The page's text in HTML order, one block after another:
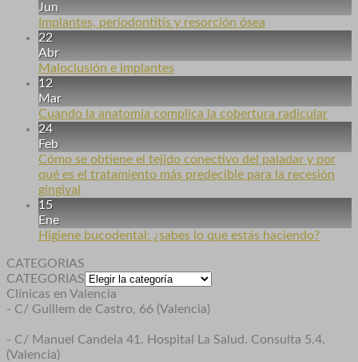
Jun
Implantes, periodontitis y resorción ósea
22
Abr
Maloclusión e implantes
12
Mar
Cuando la anatomía complica la cobertura radicular
24
Feb
Cómo se obtiene el tejido conectivo del paladar y por
qué es el tratamiento más predecible para la recesión
gingival
15
Ene
Higiene bucodental: ¿sabes lo que estás haciendo?
CATEGORIAS
CATEGORIAS
Clínicas en Valencia
- C/ Guillem de Castro, 66 (Valencia)
- C/ Manuel Candela 41. Hospital La Salud. Consulta 5.4.
(Valencia)